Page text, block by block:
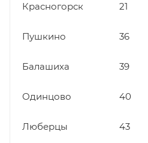
Красногорск 21
Пушкино 36
Балашиха 39
Одинцово 40
Люберцы 43